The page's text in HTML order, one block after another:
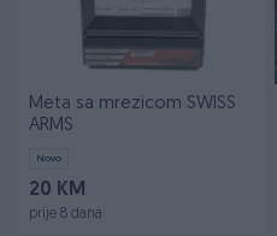
Meta sa mrezicom SWISS
ARMS
Novo
20 KM
prije 8 dana